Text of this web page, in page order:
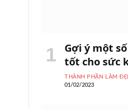
Gợi ý một
tốt cho sức
THÀNH PHẦN LÀM
01/02/2023